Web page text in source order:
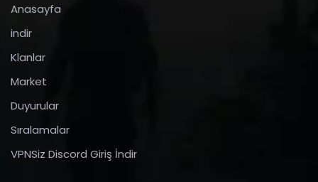
Anasayfa
indir
Klanlar
Market
Duyurular
Sıralamalar
VPNSiz Discord Giriş İndir